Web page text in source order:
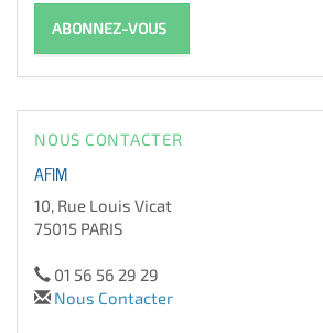
ABONNEZ-VOUS
NOUS CONTACTER
AFIM
10, Rue Louis Vicat
75015 PARIS
01 56 56 29 29
Nous Contacter